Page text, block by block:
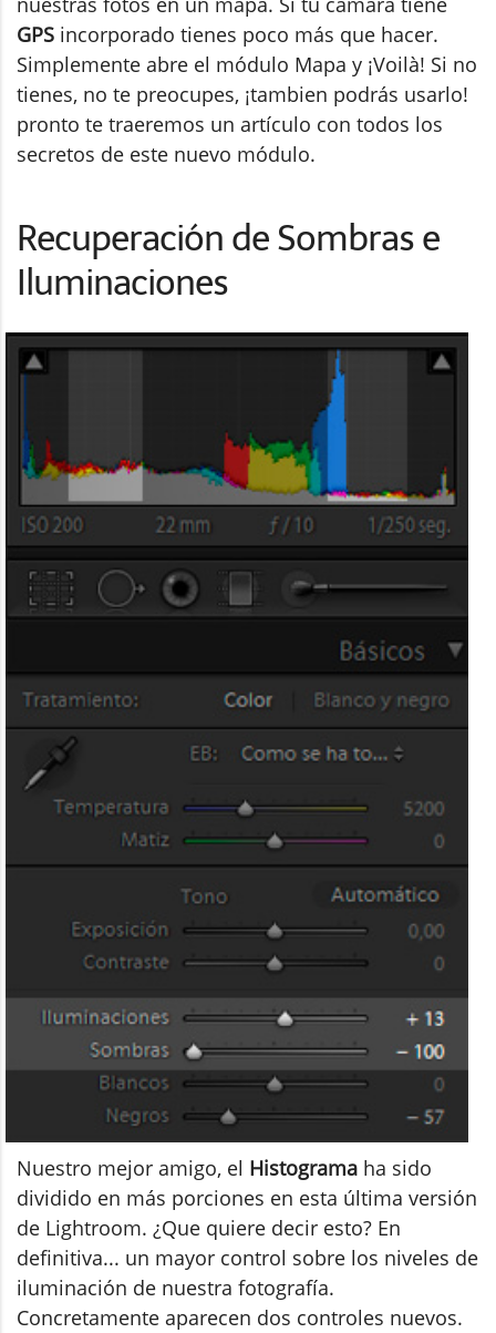
GPS incorporado tienes poco más que hacer.
Simplemente abre el módulo Mapa y ¡Voilà! Si no
tienes, no te preocupes, ¡tambien podrás usarlo!
pronto te traeremos un artículo con todos los
secretos de este nuevo módulo.
Recuperación de Sombras e
Iluminaciones
Nuestro mejor amigo, el Histograma ha sido
dividido en más porciones en esta última versión
de Lightroom. ¿Que quiere decir esto? En
definitiva... un mayor control sobre los niveles de
iluminación de nuestra fotografía.
Concretamente aparecen dos controles nuevos.